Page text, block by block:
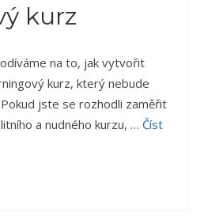
kurz
na to, jak vytvořit
kurz, který nebude
jste se rozhodli zaměřit
a nudného kurzu, … Číst